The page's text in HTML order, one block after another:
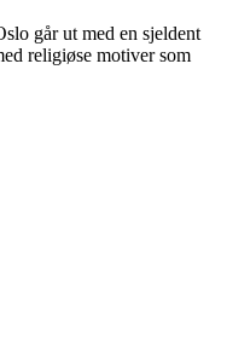
går ut med en sjeldent
religiøse motiver som